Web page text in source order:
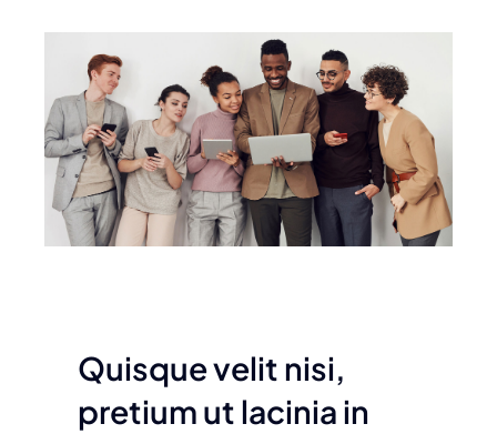
Contacto
Quisque velit nisi,
pretium ut lacinia in